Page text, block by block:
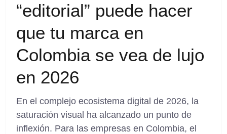
“editorial” puede hacer
que tu marca en
Colombia se vea de lujo
en 2026
En el complejo ecosistema digital de 2026, la
saturación visual ha alcanzado un punto de
inflexión. Para las empresas en Colombia, el